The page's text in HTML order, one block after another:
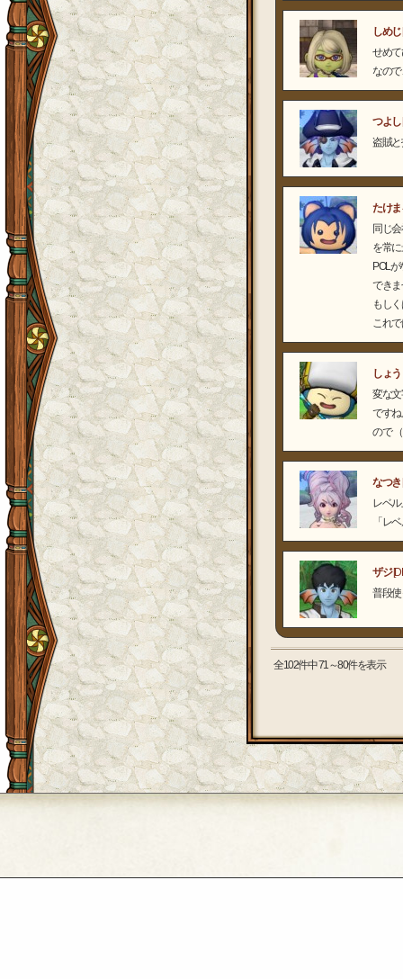
しめじ
せめ
なの
つよし
盗賊
たけ
同じ
を常
POL
でき
もし
これ
しょ
変な文
です
ので
なつき
レベ
「レ
ザジ
普段
全102件中 71～80件を表示